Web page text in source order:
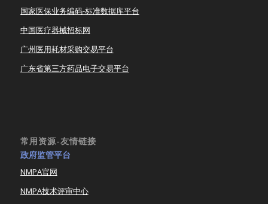
国家医保业务编码-标准数据库平台
中国医疗器械招标网
广州医用耗材采购交易平台
广东省第三方药品电子交易平台
常用资源-友情链接
政府监管平台
NMPA官网
NMPA技术评审中心